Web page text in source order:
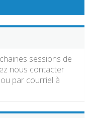
sessions de
nous contacter
par courriel à